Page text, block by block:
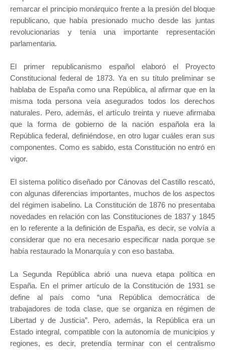
remarcar el principio monárquico frente a la presión del bloque
republicano, que había presionado mucho desde las juntas
revolucionarias y tenía una importante representación
parlamentaria.
El primer republicanismo español elaboró el Proyecto
Constitucional federal de 1873. Ya en su título preliminar se
hablaba de España como una República, al afirmar que en la
misma toda persona veía asegurados todos los derechos
naturales. Pero, además, el artículo treinta y nueve afirmaba
que la forma de gobierno de la nación española era la
República federal, definiéndose, en otro lugar cuáles eran sus
componentes. Como es sabido, esta Constitución no entró en
vigor.
El sistema político diseñado por Cánovas del Castillo rescató,
con algunas diferencias importantes, muchos de los aspectos
del régimen isabelino. La Constitución de 1876 no presentaba
novedades en relación con las Constituciones de 1837 y 1845
en lo referente a la definición de España, es decir, se volvía a
considerar que no era necesario especificar nada porque se
había restaurado la Monarquía y con eso bastaba.
La Segunda República abrió una nueva etapa política en
España. En el primer artículo de la Constitución de 1931 se
define al país como “una República democrática de
trabajadores de toda clase, que se organiza en régimen de
Libertad y de Justicia”. Pero, además, la República era un
Estado integral, compatible con la autonomía de municipios y
regiones, es decir, pretendía terminar con el centralismo